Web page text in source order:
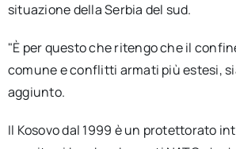
situazione della Serbia del sud.
"È per questo che ritengo che il
comune e conflitti armati più estesi,
aggiunto.
Il Kosovo dal 1999 è un protettorato